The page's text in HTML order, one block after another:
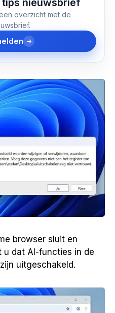
tips nieuwsbrief
overzicht met de
browser sluit en
u dat AI-functies in de
uitgeschakeld.